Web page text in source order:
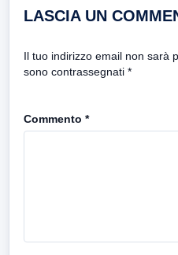
LASCIA UN
Il tuo indirizzo email non sarà
sono contrassegnati *
Commento *